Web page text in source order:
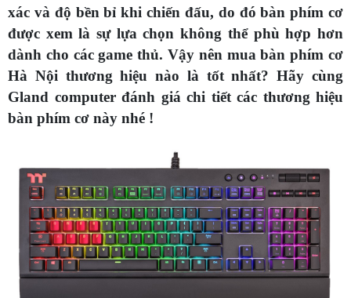
xác và độ bền bỉ khi chiến đấu, do đó bàn phím cơ
được xem là sự lựa chọn không thể phù hợp hơn
dành cho các game thủ. Vậy nên mua bàn phím cơ
Hà Nội thương hiệu nào là tốt nhất? Hãy cùng
Gland computer đánh giá chi tiết các thương hiệu
bàn phím cơ này nhé !